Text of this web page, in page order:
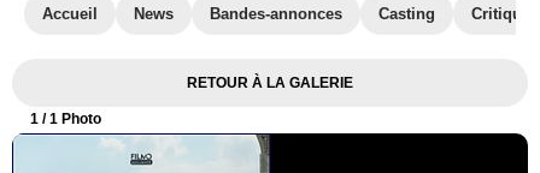
Accueil News Bandes-annonces Casting
RETOUR À LA GALERIE
1 / 1 Photo